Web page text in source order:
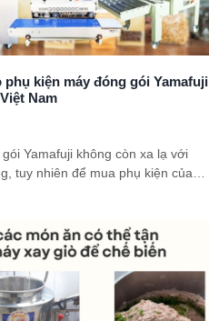
phụ kiện máy đóng gói Yamafuji
Nam
Yamafuji không còn xa lạ với
tuy nhiên để mua phụ kiện của
về Tổng kho phụ kiện máy đóng
uy tín tại Việt Nam.